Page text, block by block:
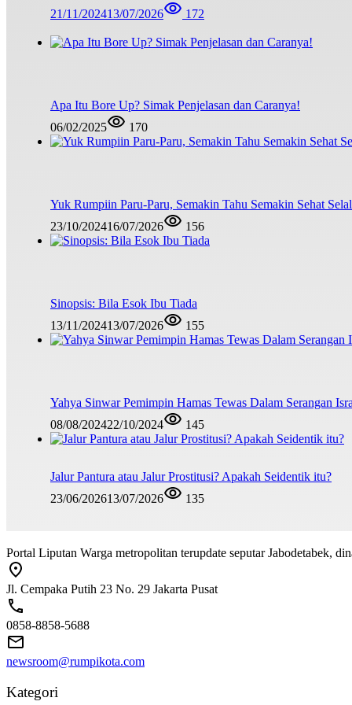
21/11/202413/07/2026 172
Apa Itu Bore Up? Simak Penjelasan dan Caranya!
06/02/2025
170
Yuk Rumpiin Paru-Paru, Semakin Tahu Semakin Sehat
23/10/202416/07/2026 156
Sinopsis: Bila Esok Ibu Tiada
13/11/202413/07/2026 155
Yahya Sinwar Pemimpin Hamas Tewas Dalam Serangan
08/08/202422/10/2024 145
Jalur Pantura atau Jalur Prostitusi? Apakah Seidentik itu?
23/06/202613/07/2026 135
Portal Liputan Warga metropolitan terupdate seputar Jabodetabek,
Jl. Cempaka Putih 23 No. 29 Jakarta Pusat
0858-8858-5688
newsroom@rumpikota.com
Kategori